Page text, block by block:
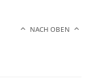
NACH OBEN